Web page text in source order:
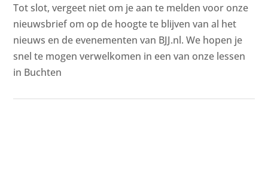
Tot slot, vergeet niet om je aan te melden voor onze
nieuwsbrief om op de hoogte te blijven van al het
nieuws en de evenementen van BJJ.nl. We hopen je
snel te mogen verwelkomen in een van onze lessen
in Buchten